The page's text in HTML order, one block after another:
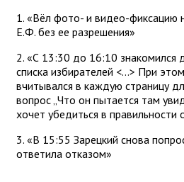
1. «Вёл фото- и видео-фиксацию
Е.Ф. без ее разрешения»
2. «С 13:30 до 16:10
списка избирателей <...> При
вчитывался в каждую страницу
вопрос „Что он пытается там
хочет убедиться в правильности
3. «В 15:55 Зарецкий снова
ответила отказом»